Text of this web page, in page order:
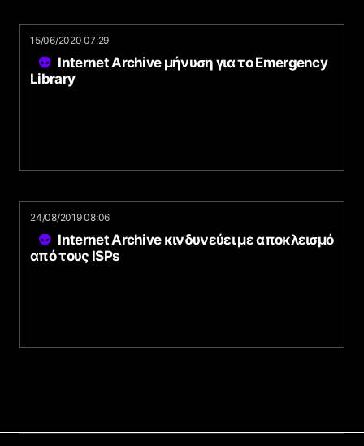
15/06/2020 07:29
Internet Archive μήνυση για το Emergency
Library
24/08/2019 08:06
Internet Archive κινδυνεύει με αποκλεισμό
από τους ISPs